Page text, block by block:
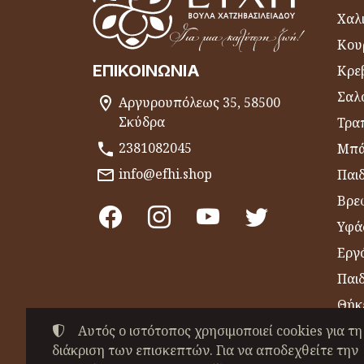
ΕΠΙΚΟΙΝΩΝΊΑ
Αργυρουπόλεως 35, 58500
Σκύδρα
2381082045
info@efhi.shop
Αυτός ο ιστότοπος χρησιμοποιεί cookies για τη
διάκριση των επισκεπτών. Για να αποδεχθείτε την